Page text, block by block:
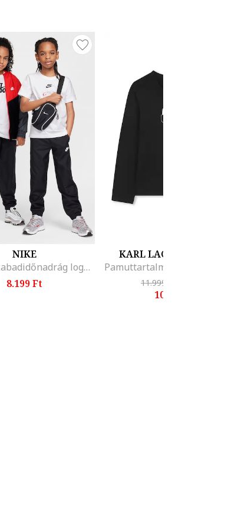
NIKE
Uniszex szabadidőnadrág logóval, Fehér/Fekete
8.199 Ft
KARL LAGERFELD
11.999 Ft
10.199 Ft